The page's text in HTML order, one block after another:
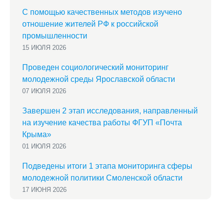
С помощью качественных методов изучено
отношение жителей РФ к российской
промышленности
15 ИЮЛЯ 2026
Проведен социологический мониторинг
молодежной среды Ярославской области
07 ИЮЛЯ 2026
Завершен 2 этап исследования, направленный
на изучение качества работы ФГУП «Почта
Крыма»
01 ИЮЛЯ 2026
Подведены итоги 1 этапа мониторинга сферы
молодежной политики Смоленской области
17 ИЮНЯ 2026